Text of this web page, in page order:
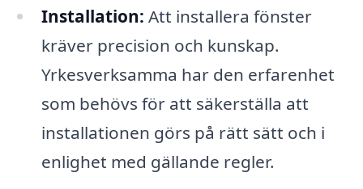
Installation: Att installera fönster
kräver precision och kunskap.
Yrkesverksamma har den erfarenhet
som behövs för att säkerställa att
installationen görs på rätt sätt och i
enlighet med gällande regler.